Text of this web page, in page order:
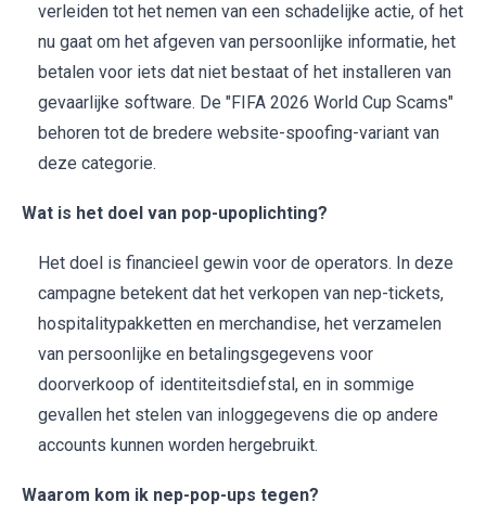
verleiden tot het nemen van een schadelijke actie, of het
nu gaat om het afgeven van persoonlijke informatie, het
betalen voor iets dat niet bestaat of het installeren van
gevaarlijke software. De "FIFA 2026 World Cup Scams"
behoren tot de bredere website-spoofing-variant van
deze categorie.
Wat is het doel van pop-upoplichting?
Het doel is financieel gewin voor de operators. In deze
campagne betekent dat het verkopen van nep-tickets,
hospitalitypakketten en merchandise, het verzamelen
van persoonlijke en betalingsgegevens voor
doorverkoop of identiteitsdiefstal, en in sommige
gevallen het stelen van inloggegevens die op andere
accounts kunnen worden hergebruikt.
Waarom kom ik nep-pop-ups tegen?